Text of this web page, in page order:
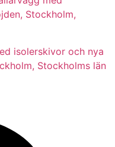
Stockholm,
isolerskivor och nya
Stockholms län